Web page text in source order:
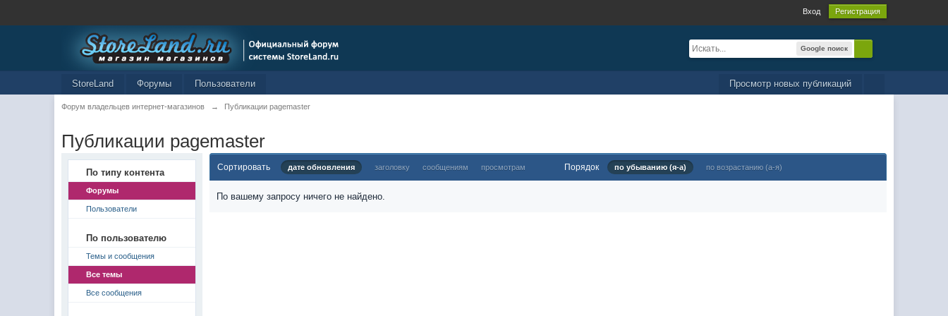
Вход Регистрация
Google поиск
Просмотр новых публикаций
StoreLand Форумы Пользователи
Форум владельцев интернет-магазинов → Публикации pagemaster
Публикации pagemaster
По типу контента
Форумы
Пользователи
По пользователю
Темы и сообщения
Все темы
Все сообщения
Сортировать дате обновления заголовку сообщениям просмотрам Порядок по убыванию (я-а) по возрастанию (а-я)
По вашему запросу ничего не найдено.